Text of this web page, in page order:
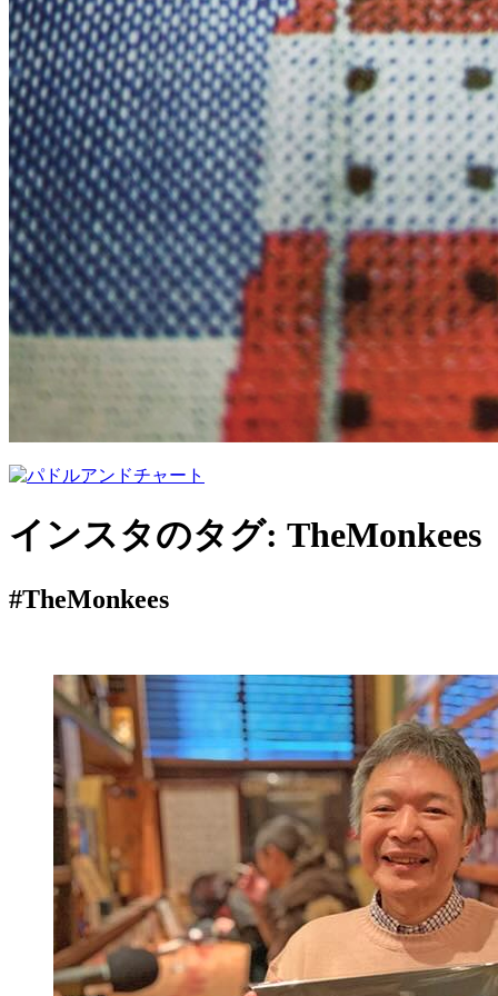
インスタのタグ: TheMonkees
#TheMonkees